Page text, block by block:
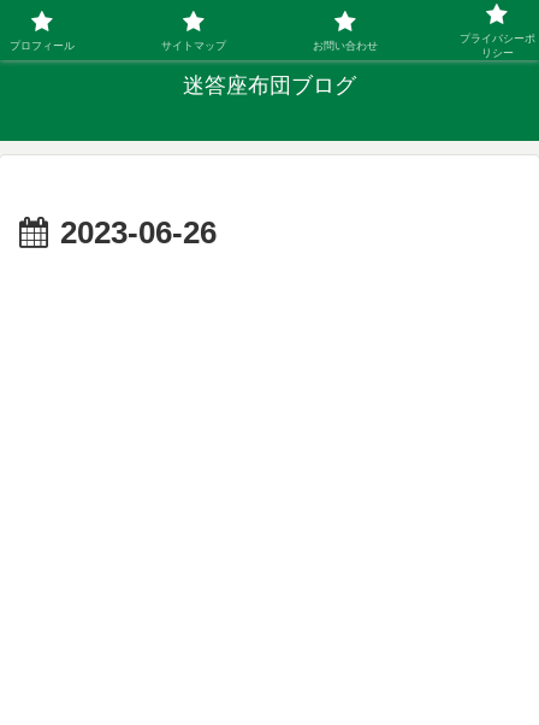
「ひとり親」40代シングルファザーの子育て迷答
迷答座布団ブログ
2023-06-26
プロフィール サイトマップ お問い合わせ
プライバシーポ
リシー